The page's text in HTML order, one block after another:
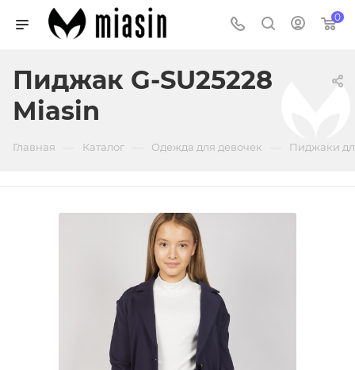
0
Пиджак G-SU25228
Miasin
Главная Каталог Одежда для девочек Пиджаки